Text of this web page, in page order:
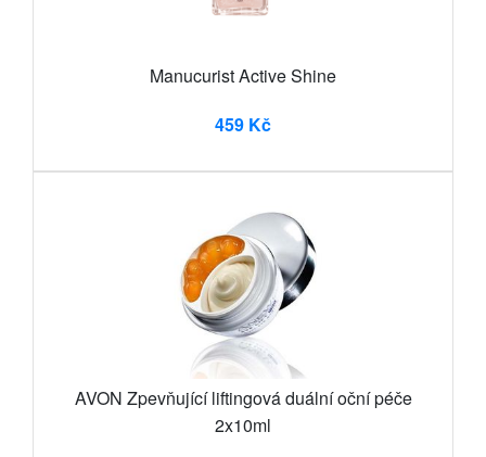
Manucurist Active Shine
459 Kč
AVON Zpevňující liftingová duální oční péče
2x10ml